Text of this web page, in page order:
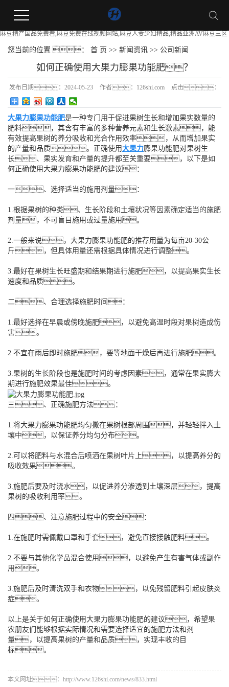
麻豆精产国品免费看,麻豆免费在线视频网站,麻豆人妻少妇精品,精品亚洲AV麻豆三区
您当前的位置 ： 首 页 >> 新闻资讯 >> 公司新闻
如何正确使用大果力膨果功能肥？
发布日期： 2024-05-23 作者： 126shi.com
点击：
大果力膨果功能肥是一种专门用于促进果树生长和增加果实数量的
肥料，其含有丰富的多种营养元素和生长激素，能
有效提高果树的养分吸收和光合作用效率，从而增加果实
的产量和品质。正确使用大果力膨果功能肥对果树生
长、果实发育和产量的提升都至关重要，以下是如
何正确使用大果力膨果功能肥的建议：
一、选择适当的施用剂量：
1.根据果树的种类、生长阶段和土壤状况等因素确定适当的施肥
剂量，不可盲目施用或过量施用。
2.一般来说，大果力膨果功能肥的推荐用量为每亩20-30公
斤，但具体用量还需根据具体情况进行调整。
3.最好在果树生长旺盛期和结果期进行施肥，以提高果实生长
速度和品质。
二、合理选择施肥时间：
1.最好选择在早晨或傍晚施肥，以避免高温时段对果树造成伤
害。
2.不宜在雨后即时施肥，要等地面干燥后再进行施肥。
3.果树的生长阶段也是施肥时间的考虑因素，通常在果实膨大
期进行施肥效果最佳。
三、正确施肥方法：
1.将大果力膨果功能肥均匀撒在果树根部周围，并轻轻拌入土
壤中，以保证养分均匀分布。
2.可以将肥料与水混合后喷洒在果树叶片上，以提高养分的
吸收效果。
3.施肥后要及时浇水，以促进养分渗透到土壤深层，提高
果树的吸收利用率。
四、注意施肥过程中的安全：
1.在施肥时需佩戴口罩和手套，避免直接接触肥料。
2.不要与其他化学品混合使用，以避免产生有害气体或副作
用。
3.施肥后及时清洗双手和衣物，以免残留肥料引起皮肤炎
症。
以上是关于如何正确使用大果力膨果功能肥的建议，希望果
农朋友们能够根据实际情况和需要选择适宜的施肥方法和剂
量，以提高果树的产量和品质，实现丰收的目
标。
本文网址：http://www.126shi.com/news/833.html